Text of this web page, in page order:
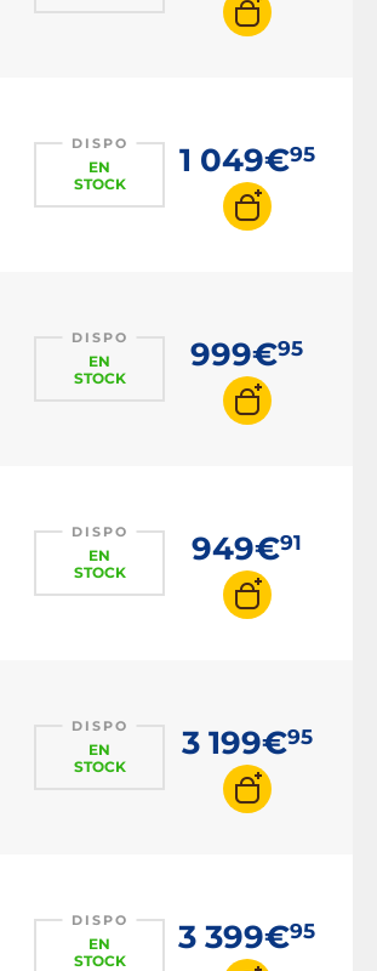
DISPO
EN
STOCK
1 049€95
DISPO
EN
STOCK
999€95
DISPO
EN
STOCK
949€91
DISPO
EN
STOCK
3 199€95
DISPO
EN
STOCK
3 399€95